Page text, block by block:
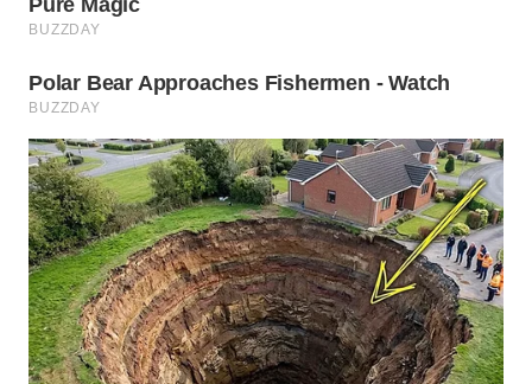
WN
TANGERANG
WN
BINJAI
WN
CIREBON